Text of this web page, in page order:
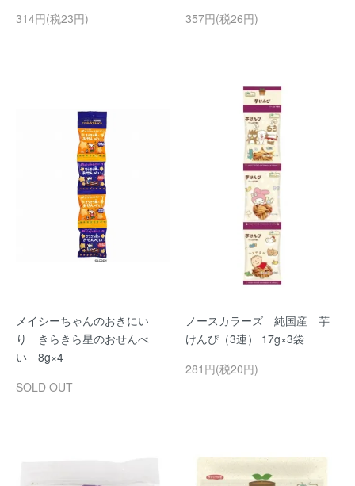
314円(税23円)
357円(税26円)
メイシーちゃんのおきにい
り きらきら星のおせんべ
い 8g×4
SOLD OUT
ノースカラーズ 純国産 芋
けんぴ（3連） 17g×3袋
281円(税20円)